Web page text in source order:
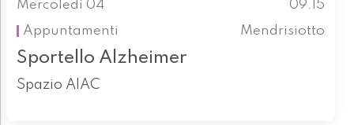
Mercoledì 04
09.15
Appuntamenti
Mendrisiotto
Sportello Alzheimer
Spazio AIAC